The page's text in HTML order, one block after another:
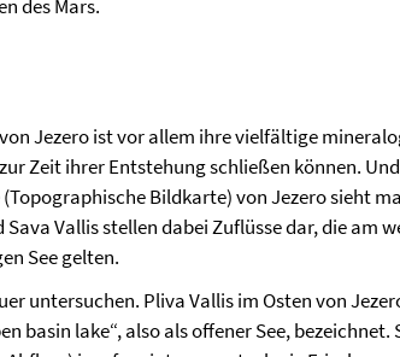
des Mars.
Jezero ist vor allem ihre vielfältige
Zeit ihrer Entstehung schließen können.
Bildkarte) von Jezero sieht
Vallis stellen dabei Zuflüsse dar, die am
See gelten.
untersuchen. Pliva Vallis im Osten von
lake“, also als offener See, bezeichnet.